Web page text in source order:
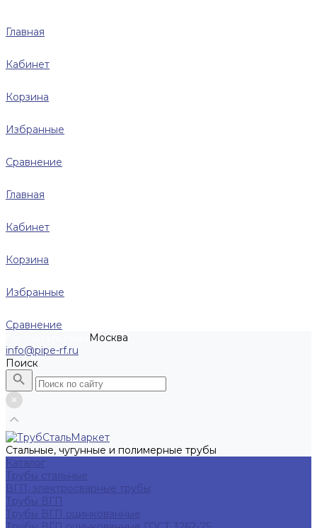
Главная
Кабинет
Корзина
Избранные
Сравнение
Главная
Кабинет
Корзина
Избранные
Сравнение
Москва
info@pipe-rf.ru
Поиск
Стальные, чугунные и полимерные трубы
Каталог
Трубы стальные
ВГП, электросварные трубы
Трубы ВГП
Трубы ВГП оцинкованные